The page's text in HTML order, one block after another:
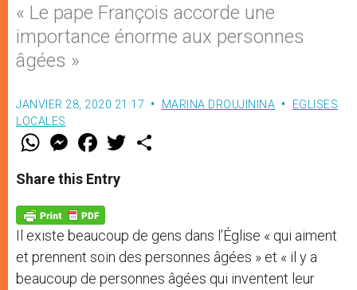
« Le pape François accorde une
importance énorme aux personnes
âgées »
JANVIER 28, 2020 21:17 MARINA DROUJININA
EGLISES
LOCALES
W
t
s
p
p
M
e
s
e
g
e
r
F
a
e
b
o
k
w
Share this Entry
Il existe beaucoup de gens dans l’Église « qui aiment
et prennent soin des personnes âgées » et « il y a
beaucoup de personnes âgées qui inventent leur